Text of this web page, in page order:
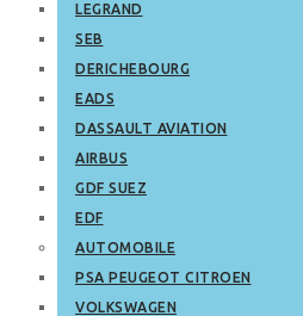
LEGRAND
SEB
DERICHEBOURG
EADS
DASSAULT AVIATION
AIRBUS
GDF SUEZ
EDF
AUTOMOBILE
PSA PEUGEOT CITROEN
VOLKSWAGEN